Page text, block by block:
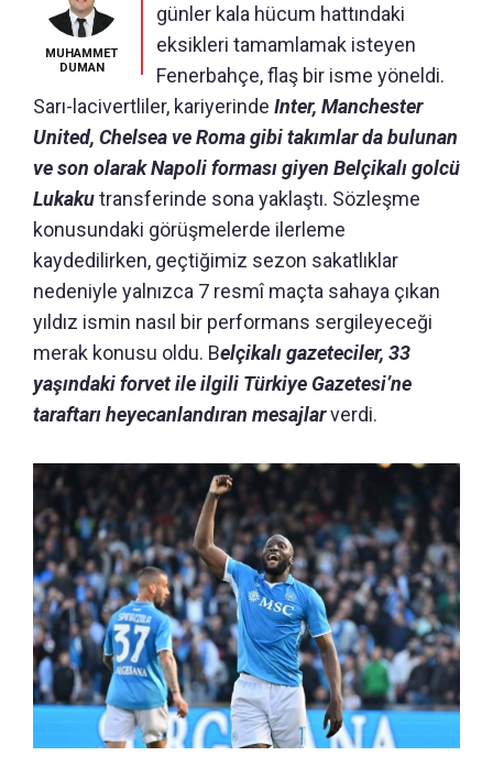
MUHAMMET
DUMAN
günler kala hücum hattındaki
eksikleri tamamlamak isteyen
Fenerbahçe, flaş bir isme yöneldi.
Sarı-lacivertliler, kariyerinde Inter, Manchester
United, Chelsea ve Roma gibi takımlar da bulunan
ve son olarak Napoli forması giyen Belçikalı golcü
Lukakutransferinde sona yaklaştı. Sözleşme
konusundaki görüşmelerde ilerleme
kaydedilirken, geçtiğimiz sezon sakatlıklar
nedeniyle yalnızca 7 resmî maçta sahaya çıkan
yıldız ismin nasıl bir performans sergileyeceği
merak konusu oldu. Belçikalı gazeteciler, 33
yaşındaki forvet ile ilgili Türkiye Gazetesi’ne
taraftarı heyecanlandıran mesajlarverdi.